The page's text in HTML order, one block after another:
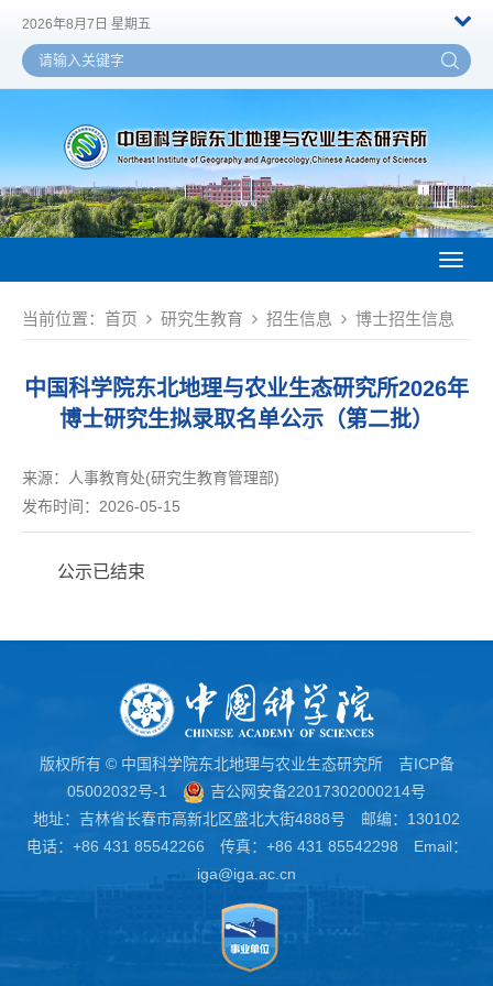
2026年8月7日 星期五
当前位置： 首页 研究生教育 招生信息 博士招生信息
中国科学院东北地理与农业生态研究所2026年
博士研究生拟录取名单公示（第二批）
来源：
人事教育处(研究生教育管理部)
发布时间：2026-05-15
公示已结束
版权所有 © 中国科学院东北地理与农业生态研究所 吉ICP备
05002032号-1
吉公网安备22017302000214号
地址：吉林省长春市高新北区盛北大街4888号 邮编：130102
电话：+86 431 85542266 传真：+86 431 85542298 Email：
iga@iga.ac.cn